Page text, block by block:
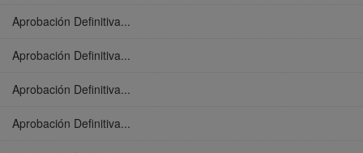
Aprobación Definitiva...
Aprobación Definitiva...
Aprobación Definitiva...
Aprobación Definitiva...